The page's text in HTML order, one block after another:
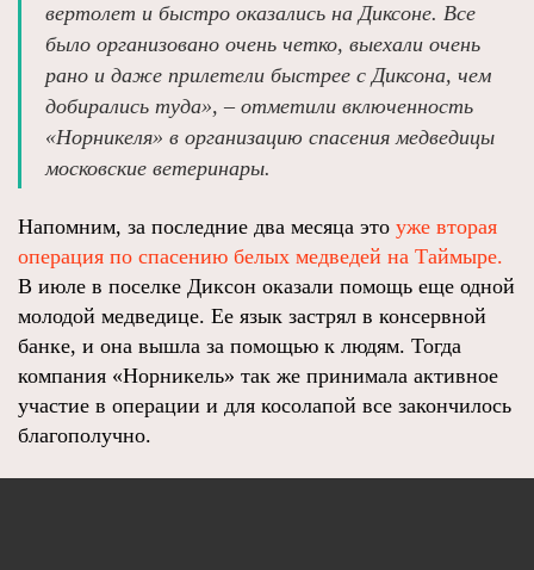
вертолет и быстро оказались на Диксоне. Все
было организовано очень четко, выехали очень
рано и даже прилетели быстрее с Диксона, чем
добирались туда», – отметили включенность
«Норникеля» в организацию спасения медведицы
московские ветеринары.
Напомним, за последние два месяца это уже вторая
операция по спасению белых медведей на Таймыре.
В июле в поселке Диксон оказали помощь еще одной
молодой медведице. Ее язык застрял в консервной
банке, и она вышла за помощью к людям. Тогда
компания «Норникель» так же принимала активное
участие в операции и для косолапой все закончилось
благополучно.